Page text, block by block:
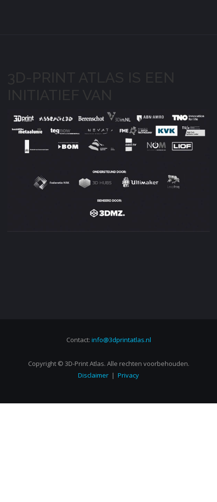
Contact: info@3dprintatlas.nl
Copyright © 3D-Print Atlas. Alle rechten voorbehouden.
Disclaimer | Privacy